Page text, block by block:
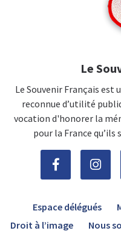
Le
Le Souvenir Français est
reconnue d’utilité
vocation d'honorer la
pour la France
Espace délégués
Droit à l’image
Nous